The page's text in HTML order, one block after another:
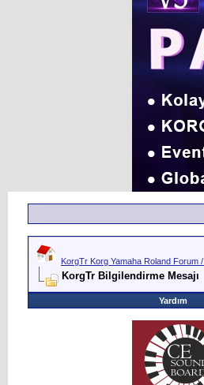
KorgTr Korg Yamaha Roland Forum
KorgTr Bilgilendirme Mesajı
Yardım